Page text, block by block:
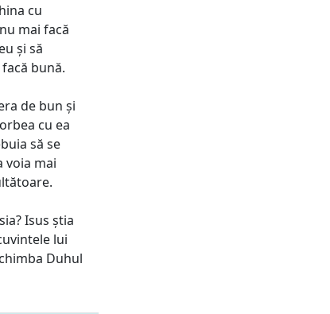
cu
mai facă
și să
bună.
de bun și
cu ea
să se
voia mai
Isus știa
lui
Duhul